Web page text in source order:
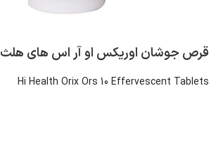
قرص جوشان اوریکس او آر اس ‌های هلث ۱۰ عدد
Hi Health Orix Ors 10 Effervescent Tablets